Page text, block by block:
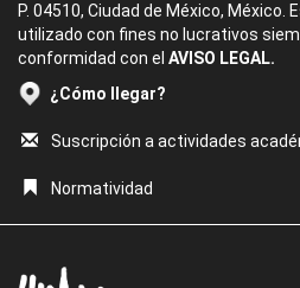
P. 04510, Ciudad de México, México.
utilizado con fines no lucrativos
conformidad con el AVISO LEGAL.
¿Cómo llegar?
Suscripción a actividades
Normatividad